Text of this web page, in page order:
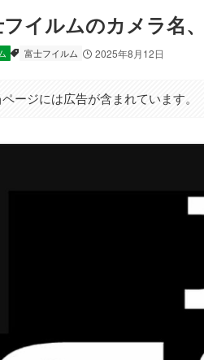
イルムのカメラ名
富士フイルム 2025年8月12日
ージには広告が含まれています。